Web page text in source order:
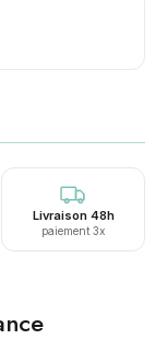
Livraison 48h
paiement 3x